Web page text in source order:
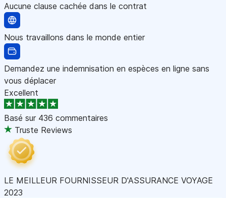
Aucune clause cachée dans le contrat
Nous travaillons dans le monde entier
Demandez une indemnisation en espèces en ligne sans
vous déplacer
Excellent
Basé sur 436 commentaires
Truste Reviews
LE MEILLEUR FOURNISSEUR D'ASSURANCE VOYAGE
2023